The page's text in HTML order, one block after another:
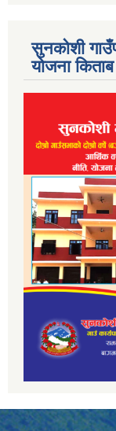
सुनकोशी
योजना